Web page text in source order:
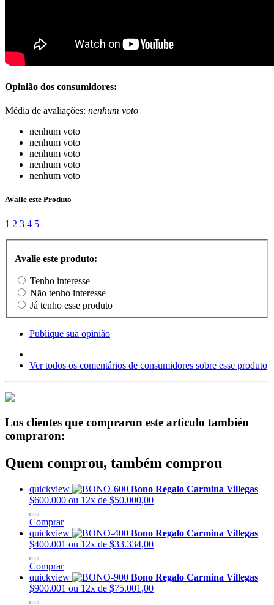
Opinião dos consumidores:
Média de avaliações: nenhum voto
nenhum voto
nenhum voto
nenhum voto
nenhum voto
nenhum voto
Avalie este Produto
1 2 3 4 5
Avalie este produto:
Tenho interesse
Não tenho interesse
Já tenho esse produto
Publique sua opinião
Ver todos os comentários de consumidores sobre esse produto
Los clientes que compraron este artículo también
compraron:
Quem comprou, também comprou
quickview
Bono Regalo Carmina Villegas
$600.000 ou 12x de $50.000,00
Comprar
quickview
Bono Regalo Carmina Villegas
$400.001 ou 12x de $33.334,00
Comprar
quickview
Bono Regalo Carmina Villegas
$900.001 ou 12x de $75.001,00